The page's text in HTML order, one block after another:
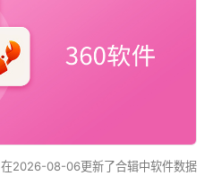
在2026-08-06更新了合辑中软件数据